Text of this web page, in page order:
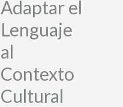
Adaptar el
Lenguaje
al
Contexto
Cultural